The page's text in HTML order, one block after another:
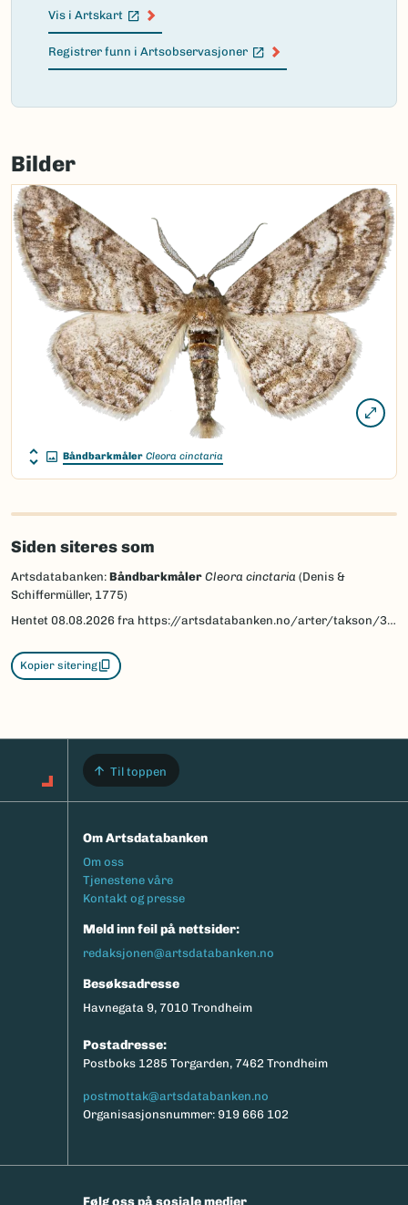
Vis i Artskart
(Ekstern lenke)
Registrer funn i Artsobservasjoner
(Ekstern lenke)
Failed
load
map.
Bilder
Båndbarkmåler Cleora cinctaria
Siden siteres som
Artsdatabanken: Båndbarkmåler Cleora cinctaria (Denis &
Schiffermüller, 1775)
Hentet 08.08.2026 fra https://artsdatabanken.no/arter/takson/30307
Kopier sitering
Til toppen
Om Artsdatabanken
Footermeny
Om oss
Tjenestene våre
Kontakt og presse
Meld inn feil på nettsider:
redaksjonen@artsdatabanken.no
Besøksadresse
Havnegata 9, 7010 Trondheim
Postadresse:
Postboks 1285 Torgarden, 7462 Trondheim
postmottak@artsdatabanken.no
Organisasjonsnummer: 919 666 102
Følg oss på sosiale medier